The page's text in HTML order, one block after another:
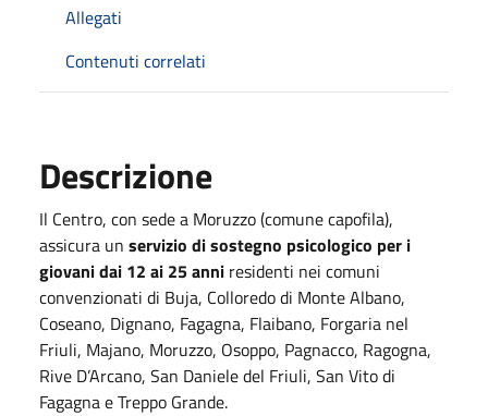
Allegati
Contenuti correlati
Descrizione
Il Centro, con sede a Moruzzo (comune capofila),
assicura un servizio di sostegno psicologico per i
giovani dai 12 ai 25 anni residenti nei comuni
convenzionati di Buja, Colloredo di Monte Albano,
Coseano, Dignano, Fagagna, Flaibano, Forgaria nel
Friuli, Majano, Moruzzo, Osoppo, Pagnacco, Ragogna,
Rive D’Arcano, San Daniele del Friuli, San Vito di
Fagagna e Treppo Grande.